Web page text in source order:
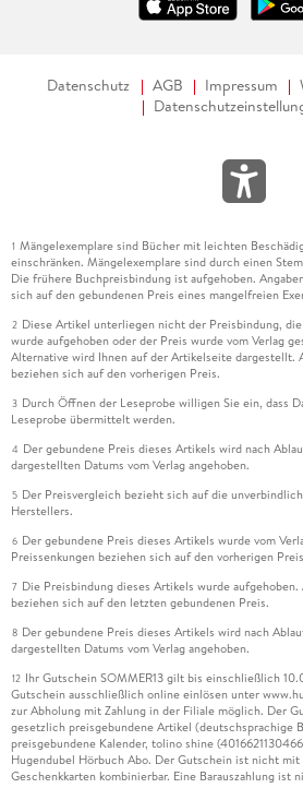
Datenschutz AGB Impressum
1 Mängelexemplare sind Bücher mit leichten
einschränken. Mängelexemplare sind durch einen
Die frühere Buchpreisbindung ist aufgehoben.
sich auf den gebundenen Preis eines mangelfreien
2 Diese Artikel unterliegen nicht der Preisbindung,
wurde aufgehoben oder der Preis wurde vom Verlag
Alternative wird Ihnen auf der Artikelseite dargestellt.
beziehen sich auf den vorherigen Preis.
3 Durch Öffnen der Leseprobe willigen Sie ein, dass
Leseprobe übermittelt werden.
4 Der gebundene Preis dieses Artikels wird nach
dargestellten Datums vom Verlag angehoben.
5 Der Preisvergleich bezieht sich auf die
Herstellers.
6 Der gebundene Preis dieses Artikels wurde vom
Preissenkungen beziehen sich auf den vorherigen
7 Die Preisbindung dieses Artikels wurde aufgehoben.
beziehen sich auf den letzten gebundenen Preis.
8 Der gebundene Preis dieses Artikels wird nach
dargestellten Datums vom Verlag angehoben.
12 Ihr Gutschein SOMMER13 gilt bis einschließlich
Gutschein ausschließlich online einlösen unter
zur Abholung mit Zahlung in der Filiale möglich. Der
gesetzlich preisgebundene Artikel (deutschsprachige
preisgebundene Kalender, tolino shine
Hugendubel Hörbuch Abo. Der Gutschein ist nicht
Geschenkkarten kombinierbar. Eine Barauszahlung ist